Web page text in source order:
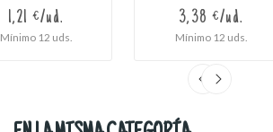
1,21 €/ud.
Mínimo 12 uds.
3,38 €/ud.
Mínimo 12 uds.